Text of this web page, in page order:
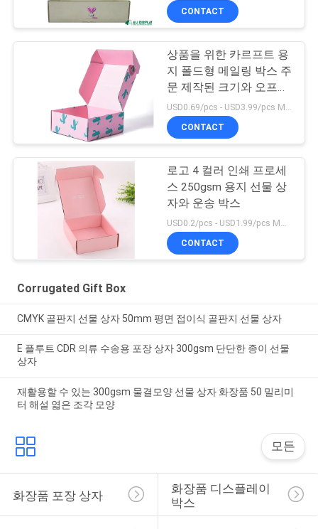
CONTACT
상품을 위한 카르프트 용
지 폴드형 메일링 박스 주
문 제작된 크기와 오프셋
인쇄 컬러 페이퍼
USD0.69/pcs - USD3.99/pcs MOQ:100PCS
CONTACT
로고 4 컬러 인쇄 프로세
스 250gsm 용지 선물 상
자와 운송 박스
CONTACT
Corrugated Gift Box
CMYK 골판지 선물 상자 50mm 평면 접이식 골판지 선물 상자
E 플루트 CDR 의류 수송용 포장 상자 300gsm 단단한 종이 선물
상자
재활용할 수 있는 300gsm 물결모양 선물 상자 화장품 50 밀리미
터 해설 엷은 조각 모양
모든
화장품 포장 상자
화장품 디스플레이
박스